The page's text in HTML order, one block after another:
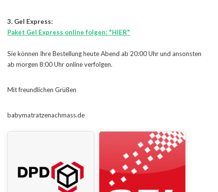
3. Gel Express:
Paket Gel Express online folgen: "HIER"
Sie können Ihre Bestellung heute Abend ab 20:00 Uhr und ansonsten
ab morgen 8:00 Uhr online verfolgen.
Mit freundlichen Grüßen
babymatratzenachmass.de